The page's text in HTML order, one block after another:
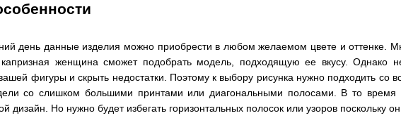
день данные изделия можно приобрести в любом желаемом цвете и оттенке.
женщина сможет подобрать модель, подходящую ее вкусу. Однако
фигуры и скрыть недостатки. Поэтому к выбору рисунка нужно подходить
со слишком большими принтами или диагональными полосами. В то
дизайн. Но нужно будет избегать горизонтальных полосок или узоров поскольку